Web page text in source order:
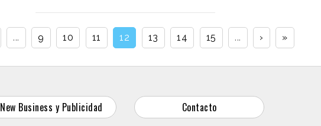
... 9 10 11 12 13 14 15 ... › »
New Business y Publicidad Contacto